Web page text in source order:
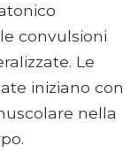
convulsioni
Le
iniziano con
nella